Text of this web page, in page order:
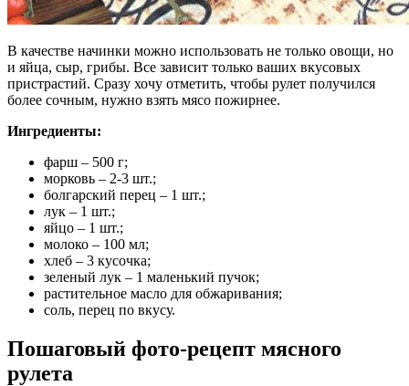
В качестве начинки можно использовать не только овощи, но
и яйца, сыр, грибы. Все зависит только ваших вкусовых
пристрастий. Сразу хочу отметить, чтобы рулет получился
более сочным, нужно взять мясо пожирнее.
Ингредиенты:
фарш – 500 г;
морковь – 2-3 шт.;
болгарский перец – 1 шт.;
лук – 1 шт.;
яйцо – 1 шт.;
молоко – 100 мл;
хлеб – 3 кусочка;
зеленый лук – 1 маленький пучок;
растительное масло для обжаривания;
соль, перец по вкусу.
Пошаговый фото-рецепт мясного
рулета